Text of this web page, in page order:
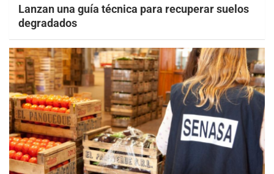
Lanzan una guía técnica para recuperar suelos
degradados